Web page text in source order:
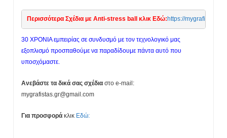
Περισσότερα Σχέδια με Anti-stress ball κλικ Εδώ: https://
30 ΧΡΟΝΙΑ εμπειρίας σε συνδυσμό με τον τεχνολογικό μας
εξοπλισμό προσπαθούμε να παραδίδουμε πάντα αυτό που
υποσχόμαστε.
Ανεβάστε τα δικά σας σχέδια στο e-mail:
mygrafistas.gr@gmail.com
Για προσφορά κλικ Εδώ: